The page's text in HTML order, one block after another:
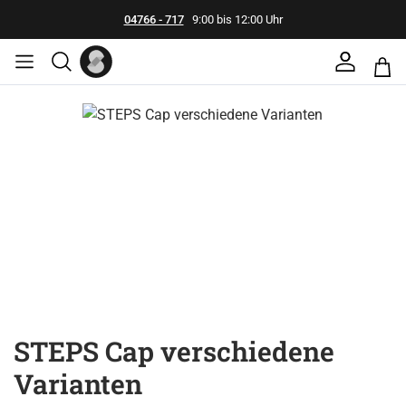
04766 - 7179:00 bis 12:00 Uhr
Bildergalerie überspringen
STEPS Cap verschiedene
Varianten